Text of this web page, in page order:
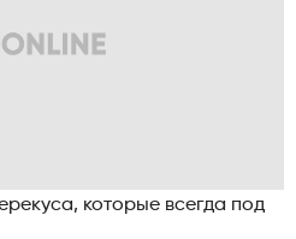
которые всегда под